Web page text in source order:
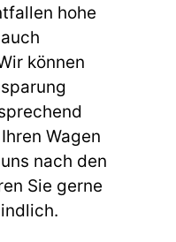
hohe
können
Wagen
nach den
Sie gerne